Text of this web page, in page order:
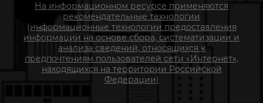
На информационном ресурсе применяются
рекомендательные технологии
(информационные технологии предоставления
информации на основе сбора, систематизации и
анализа сведений, относящихся к
предпочтениям пользователей сети «Интернет»,
находящихся на территории Российской
Федерации)